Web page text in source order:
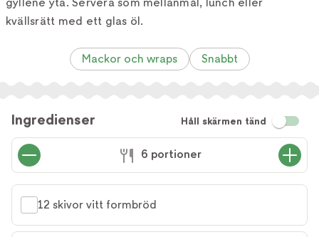
kvällsrätt med ett glas öl.
Mackor och wraps Snabbt
Ingredienser Håll skärmen tänd
6 portioner
12 skivor vitt formbröd